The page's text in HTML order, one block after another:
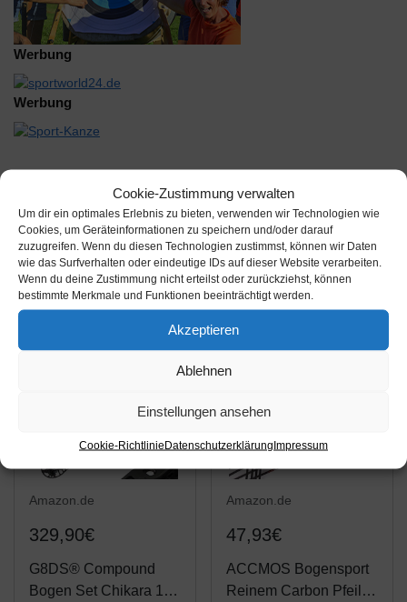
Cookie-Zustimmung verwalten
Um dir ein optimales Erlebnis zu bieten, verwenden wir Technologien wie
Cookies, um Geräteinformationen zu speichern und/oder darauf
zuzugreifen. Wenn du diesen Technologien zustimmst, können wir Daten
wie das Surfverhalten oder eindeutige IDs auf dieser Website verarbeiten.
Wenn du deine Zustimmung nicht erteilst oder zurückziehst, können
bestimmte Merkmale und Funktionen beeinträchtigt werden.
Akzeptieren
Ablehnen
Einstellungen ansehen
Cookie-RichtlinieDatenschutzerklärungImpressum
Werbung
Werbung
Beschreibung
Zusätzliche Informationen
Amazon.de
329,90€
G8DS® Compound
Bogen Set Chikara 15-
Amazon.de
47,93€
ACCMOS Bogensport
Reinem Carbon Pfeil